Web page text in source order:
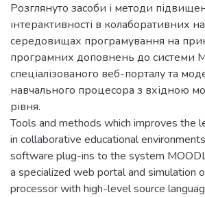
Розглянуто засоби і методи
інтерактивності в колаборативних
середовищах програмування на
програмних доповнень до системи
спеціалізованого веб-порталу та
навчального процесора з вхідною
рівня.
Tools and methods which improves the
in collaborative educational
software plug-ins to the system
a specialized web portal and simulation
processor with high-level source